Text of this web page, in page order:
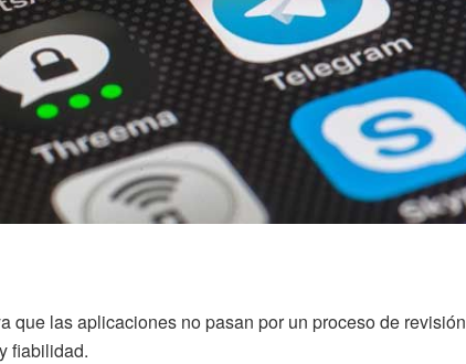
que las aplicaciones no pasan por un proceso de revisión
fiabilidad.